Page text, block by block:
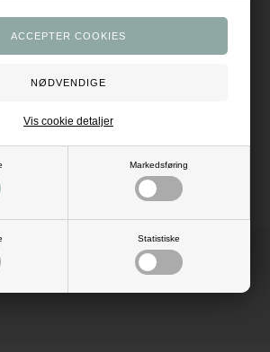
Markedsføring
Statistiske
Vis cookie detaljer
helium ballongas